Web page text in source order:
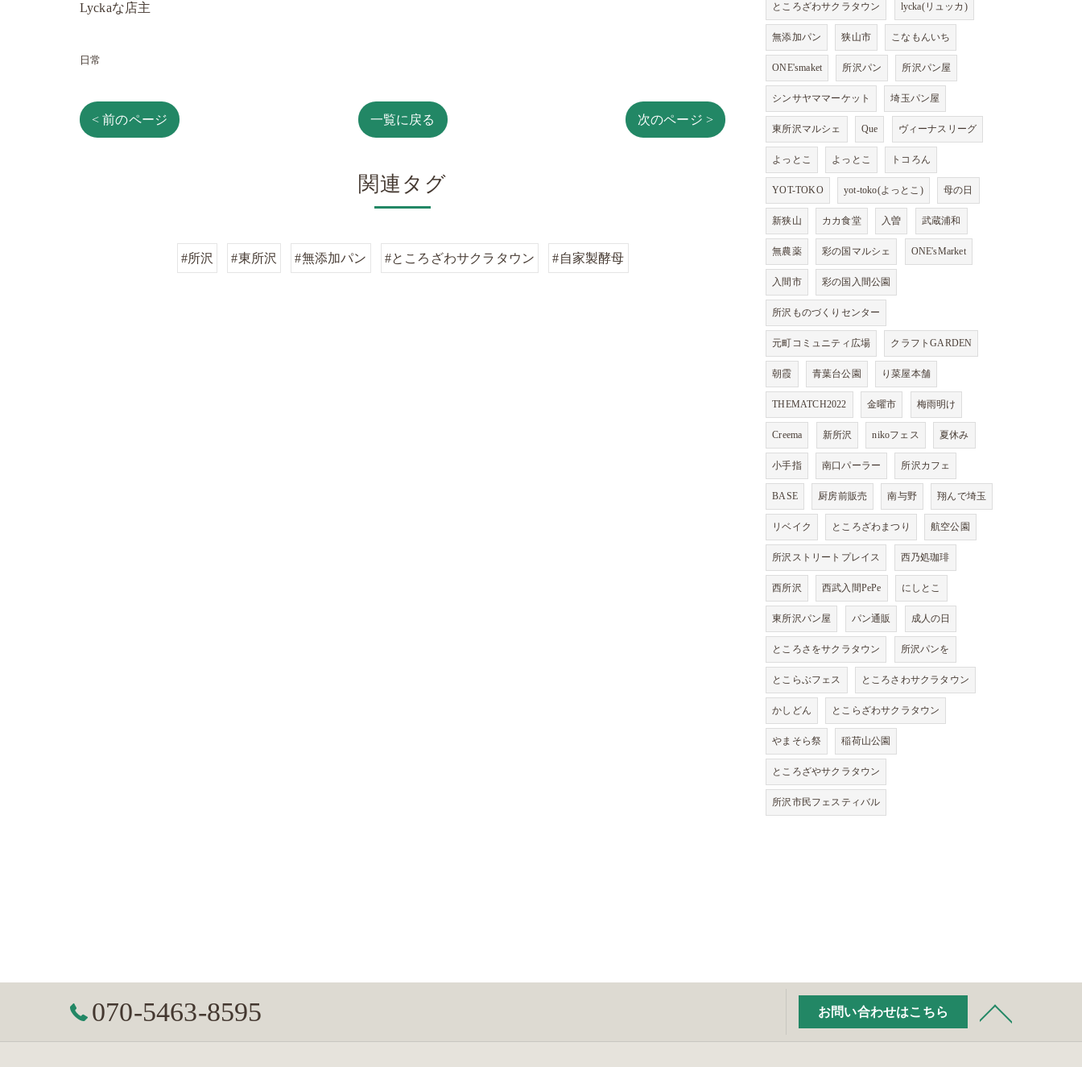
Lyckaな店主
日常
< 前のページ 一覧に戻る 次のページ >
関連タグ
#所沢 #東所沢 #無添加パン #ところざわサクラタウン #自家製酵母
ところざわサクラタウン lycka(リュッカ)
無添加パン 狭山市 こなもんいち
ONE'smaket 所沢パン 所沢パン屋
シンサヤママーケット 埼玉パン屋
東所沢マルシェ Que ヴィーナスリーグ
よっとこ よっとこ トコろん
YOT-TOKO yot-toko(よっとこ) 母の日
新狭山 カカ食堂 入曽 武蔵浦和
無農薬 彩の国マルシェ ONE'sMarket
入間市 彩の国入間公園
所沢ものづくりセンター
元町コミュニティ広場 クラフトGARDEN
朝霞 青葉台公園 り菜屋本舗
THEMATCH2022 金曜市 梅雨明け
Creema 新所沢 nikoフェス 夏休み
小手指 南口パーラー 所沢カフェ
BASE 厨房前販売 南与野 翔んで埼玉
リベイク ところざわまつり 航空公園
所沢ストリートプレイス 西乃処珈琲
西所沢 西武入間PePe にしとこ
東所沢パン屋 パン通販 成人の日
ところさをサクラタウン 所沢パンを
とこらぶフェス ところさわサクラタウン
かしどん とこらざわサクラタウン
やまそら祭 稲荷山公園
ところざやサクラタウン
所沢市民フェスティバル
070-5463-8595 お問い合わせはこちら